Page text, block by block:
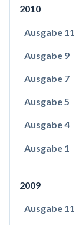
2010
Ausgabe 11
Ausgabe 9
Ausgabe 7
Ausgabe 5
Ausgabe 4
Ausgabe 1
2009
Ausgabe 11